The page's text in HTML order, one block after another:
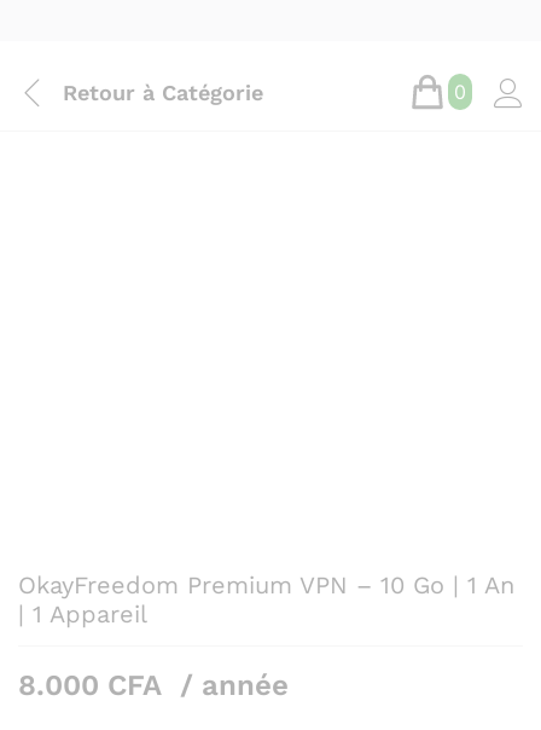
Retour à Catégorie 0
OkayFreedom Premium VPN – 10 Go | 1 An
| 1 Appareil
8.000 CFA / année